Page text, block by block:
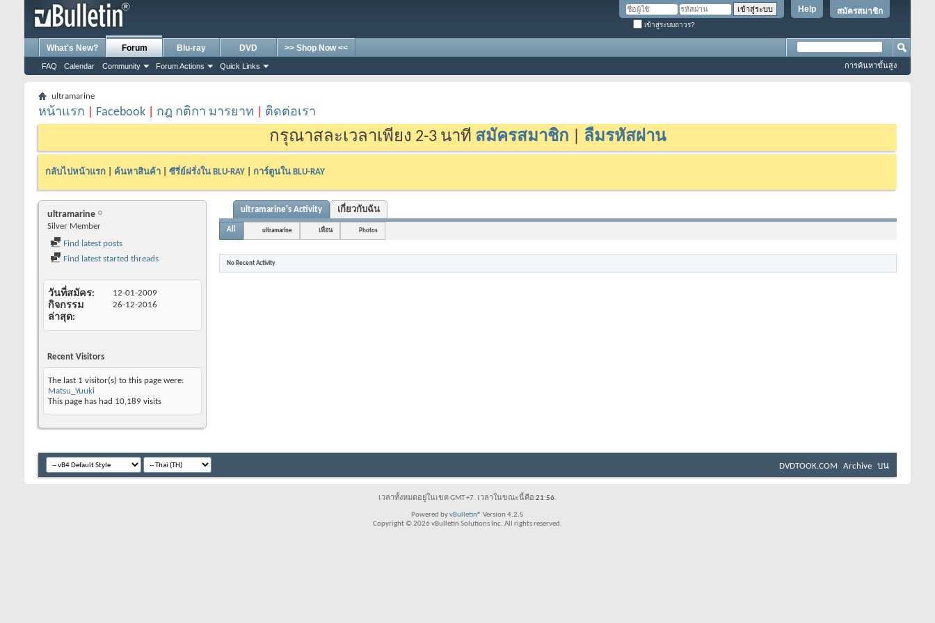
สมัครสมาชิก
Help
เข้าสู่ระบบถาวร?
What's New? Forum
FAQ Calendar Community Forum Actions Quick Links
Blu-ray DVD >> Shop Now <<
การค้นหาขั้นสูง
ultramarine
หน้าแรก Facebook กฎ กติกา มารยาท ติดต่อเรา
กรุณาสละเวลาเพียง 2-3 นาที สมัครสมาชิก ลืมรหัสผ่าน
กลับไปหน้าแรก ค้นหาสินค้า ซีรี่ย์ฝรั่งใน BLU-RAY การ์ตูนใน BLU-RAY
ultramarine
Silver Member
Find latest posts
Find latest started threads
วันที่สมัคร 12-01-2009
กิจกรรม
ล่าสุด
26-12-2016
Recent Visitors
The last 1 visitor(s) to this page were:
Matsu_Yuuki
This page has had 10,189 visits
ultramarine's Activity เกี่ยวกับฉัน
All ultramarine เพื่อน Photos
No Recent Activity
DVDTOOK.COM Archive บน
เวลาทั้งหมดอยู่ในเขต GMT +7. เวลาในขณะนี้คือ 21:56.
Powered byvBulletin® Version 4.2.5
Copyright © 2026 vBulletin Solutions Inc. All rights reserved.